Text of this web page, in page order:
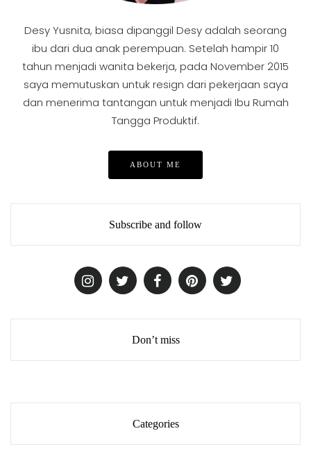
Desy Yusnita, biasa dipanggil Desy adalah seorang
ibu dari dua anak perempuan. Setelah hampir 10
tahun menjadi wanita bekerja, pada November 2015
saya memutuskan untuk resign dari pekerjaan saya
dan menerima tantangan untuk menjadi Ibu Rumah
Tangga Produktif.
ABOUT ME
Subscribe and follow
Don’t miss
Categories